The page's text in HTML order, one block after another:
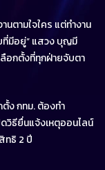
านตามใจใคร แต่ทำงาน
ที่มีอยู่” แสวง บุญมี
อกตั้งที่ทุกฝ่ายจับตา
ตั้ง กทม. ต้องทำ
ดวิธียื่นแจ้งเหตุออนไลน์
ทธิ 2 ปี